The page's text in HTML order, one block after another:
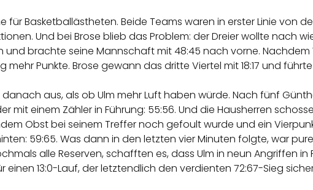
für Basketballästheten. Beide Teams waren in erster Linie von
Und bei Brose blieb das Problem: der Dreier wollte nach
brachte seine Mannschaft mit 48:45 nach vorne. Nachdem
Punkte. Brose gewann das dritte Viertel mit 18:17 und
aus, als ob Ulm mehr Luft haben würde. Nach fünf
mit einem Zähler in Führung: 55:56. Und die Hausherren
Obst bei seinem Treffer noch gefoult wurde und ein
59:65. Was dann in den letzten vier Minuten folgte, war
alle Reserven, schafften es, dass Ulm in neun Angriffen in
13:0-Lauf, der letztendlich den verdienten 72:67-Sieg